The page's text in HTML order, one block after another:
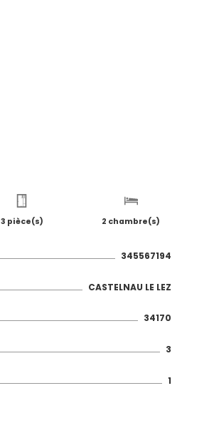
3 pièce(s) 2 chambre(s)
345567194
CASTELNAU LE LEZ
34170
3
1